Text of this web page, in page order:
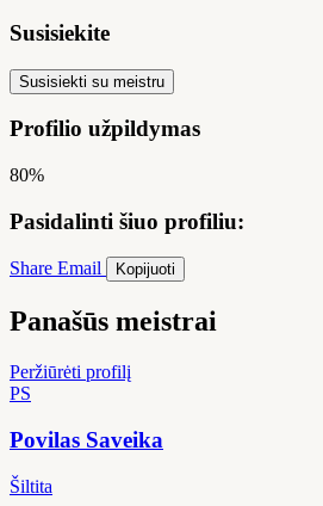
Susisiekite
Susisiekti su meistru
Profilio užpildymas
80%
Pasidalinti šiuo profiliu:
Share Email Kopijuoti
Panašūs meistrai
Peržiūrėti profilį
PS
Povilas Saveika
Šiltita